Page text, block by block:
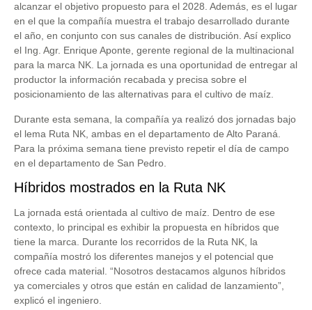
alcanzar el objetivo propuesto para el 2028. Además, es el lugar
en el que la compañía muestra el trabajo desarrollado durante
el año, en conjunto con sus canales de distribución. Así explico
el Ing. Agr. Enrique Aponte, gerente regional de la multinacional
para la marca NK. La jornada es una oportunidad de entregar al
productor la información recabada y precisa sobre el
posicionamiento de las alternativas para el cultivo de maíz.
Durante esta semana, la compañía ya realizó dos jornadas bajo
el lema Ruta NK, ambas en el departamento de Alto Paraná.
Para la próxima semana tiene previsto repetir el día de campo
en el departamento de San Pedro.
Híbridos mostrados en la Ruta NK
La jornada está orientada al cultivo de maíz. Dentro de ese
contexto, lo principal es exhibir la propuesta en híbridos que
tiene la marca. Durante los recorridos de la Ruta NK, la
compañía mostró los diferentes manejos y el potencial que
ofrece cada material. “Nosotros destacamos algunos híbridos
ya comerciales y otros que están en calidad de lanzamiento”,
explicó el ingeniero.